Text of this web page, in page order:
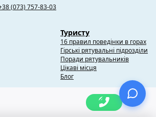
(073) 757-83-03
Туристу
16 правил поведінки в горах
Гірські рятувальні підрозділи
Поради рятувальників
Цікаві місця
Блог